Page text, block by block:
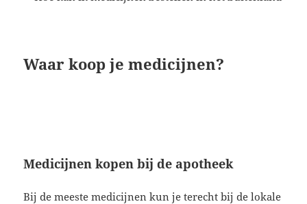
Waar koop je medicijnen?
Medicijnen kopen bij de apotheek
Bij de meeste medicijnen kun je terecht bij de lokale